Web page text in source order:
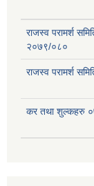
राजस्व परामर्श
२०७९/०८०
राजस्व परामर्श
कर तथा शुल्कहरु